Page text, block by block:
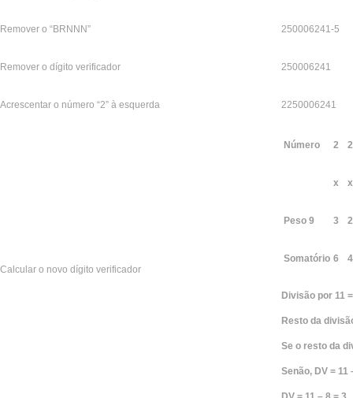
Remover o “BRNNN” 250006241-5
Remover o dígito verificador 250006241
Acrescentar o número “2” à esquerda 2250006241
Calcular o novo dígito verificador
Número 2 2
x x
Peso 9 3 2
Somatório 6 4
Divisão por 11
Resto da
Se o resto da
Senão, DV =